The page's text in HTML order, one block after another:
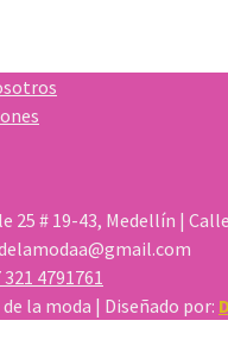
25 # 19-43, Medellín |
4791761
la moda | Diseñado por: